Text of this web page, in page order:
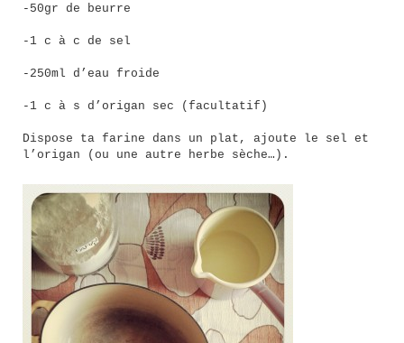
-50gr de beurre
-1 c à c de sel
-250ml d’eau froide
-1 c à s d’origan sec (facultatif)
Dispose ta farine dans un plat, ajoute le sel et
l’origan (ou une autre herbe sèche…).